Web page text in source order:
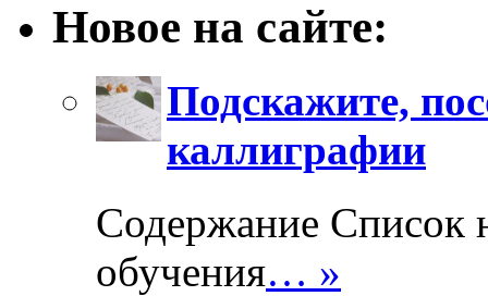
Новое на сайте:
Подскажите,
каллиграфии
Содержание Список
обучения… »